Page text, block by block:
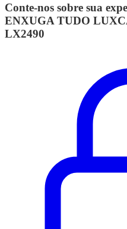
Conte-nos sobre sua
ENXUGA TUDO
LX2490